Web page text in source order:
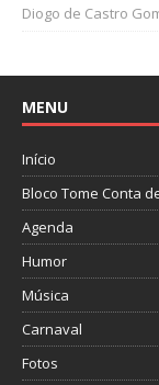
Diogo de Castro
MENU
Início
Bloco Tome Conta
Agenda
Humor
Música
Carnaval
Fotos